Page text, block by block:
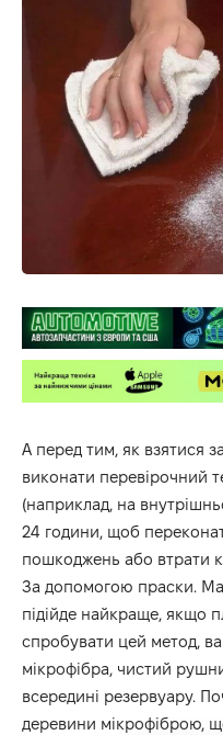
А перед тим, як взятися
виконати перевірочний
(наприклад, на
24 години, щоб
пошкоджень або втрати
За допомогою праски.
підійде найкраще, якщо
спробувати цей метод,
мікрофібра, чистий
всередині резервуару.
деревини мікрофіброю,